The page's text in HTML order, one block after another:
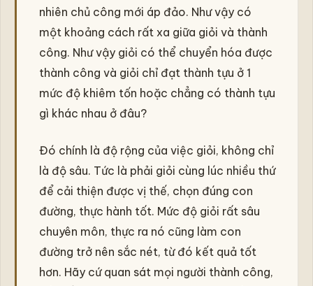
nhiên chủ công mới áp đảo. Như vậy có
một khoảng cách rất xa giữa giỏi và thành
công. Như vậy giỏi có thể chuyển hóa được
thành công và giỏi chỉ đạt thành tựu ở 1
mức độ khiêm tốn hoặc chẳng có thành tựu
gì khác nhau ở đâu?
Đó chính là độ rộng của việc giỏi, không chỉ
là độ sâu. Tức là phải giỏi cùng lúc nhiều thứ
để cải thiện được vị thế, chọn đúng con
đường, thực hành tốt. Mức độ giỏi rất sâu
chuyên môn, thực ra nó cũng làm con
đường trở nên sắc nét, từ đó kết quả tốt
hơn. Hãy cứ quan sát mọi người thành công,